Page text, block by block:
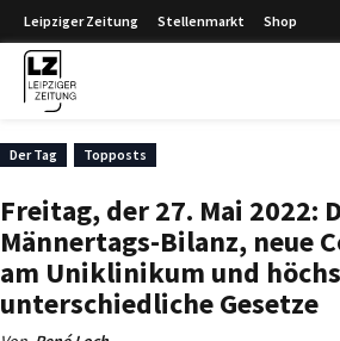
Leipziger Zeitung Stellenmarkt Shop
Der Tag Topposts
Freitag, der 27. Mai 2022:
Männertags-Bilanz, neue
am Uniklinikum und
unterschiedliche Gesetze